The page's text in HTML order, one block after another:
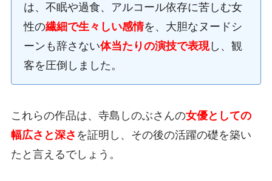
は、不眠や過食、アルコール依存に苦しむ女
性の繊細で生々しい感情を、大胆なヌードシ
ーンも辞さない体当たりの演技で表現し、観
客を圧倒しました。
これらの作品は、寺島しのぶさんの女優としての
幅広さと深さ を証明し、その後の活躍の礎を築い
たと言えるでしょう。